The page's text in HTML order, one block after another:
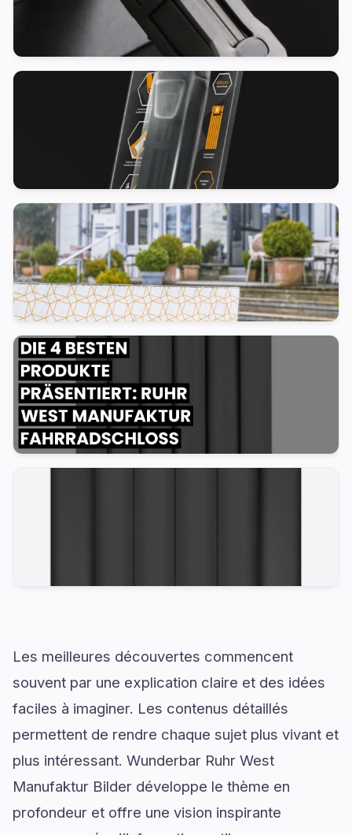
Les meilleures découvertes commencent
souvent par une explication claire et des idées
faciles à imaginer. Les contenus détaillés
permettent de rendre chaque sujet plus vivant et
plus intéressant. Wunderbar Ruhr West
Manufaktur Bilder développe le thème en
profondeur et offre une vision inspirante